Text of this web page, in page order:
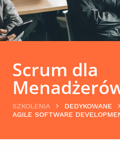
Scrum dla
SZKOLENIA
DEDYKOWANE
AGILE SOFTWARE